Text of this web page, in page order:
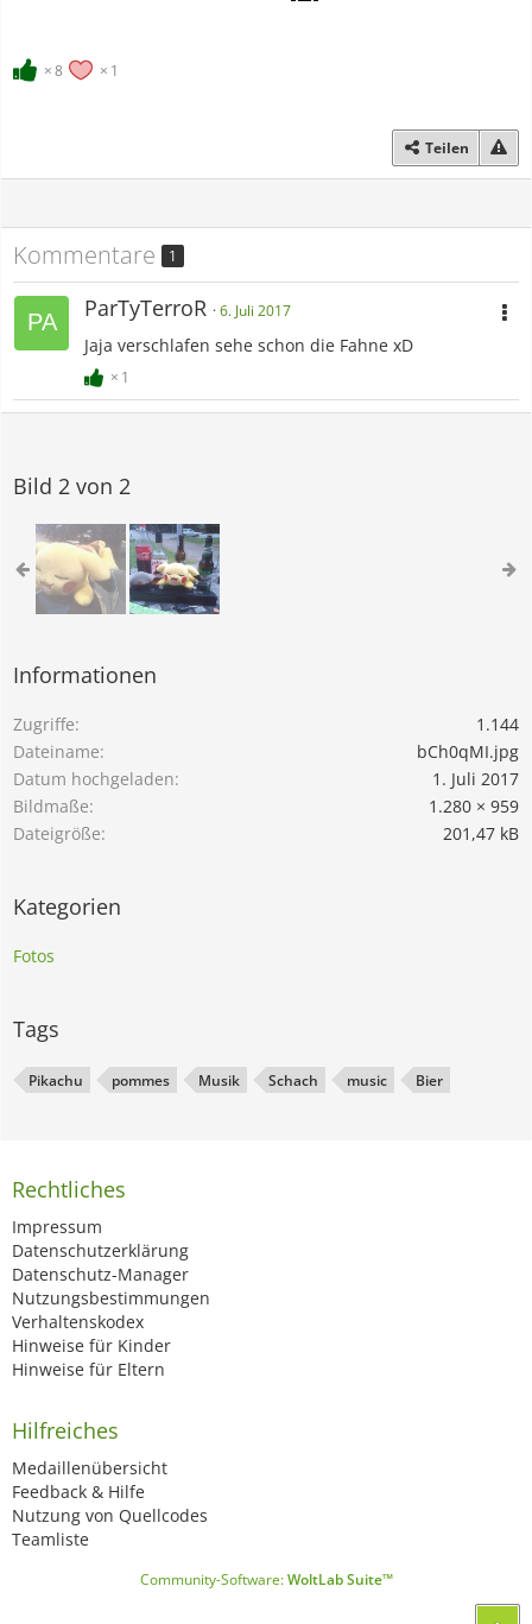
8 1
Teilen
Kommentare 1
ParTyTerroR 6. Juli 2017
Jaja verschlafen sehe schon die Fahne xD
1
Bild 2 von 2
Informationen
Zugriffe
1.144
Dateiname
bCh0qMI.jpg
Datum hochgeladen
1. Juli 2017
Bildmaße
1.280 × 959
Dateigröße
201,47 kB
Kategorien
Fotos
Tags
Pikachu pommes Musik Schach music Bier
Rechtliches
Impressum
Datenschutzerklärung
Datenschutz-Manager
Nutzungsbestimmungen
Verhaltenskodex
Hinweise für Kinder
Hinweise für Eltern
Hilfreiches
Medaillenübersicht
Feedback & Hilfe
Nutzung von Quellcodes
Teamliste
Community-Software:WoltLab Suite™